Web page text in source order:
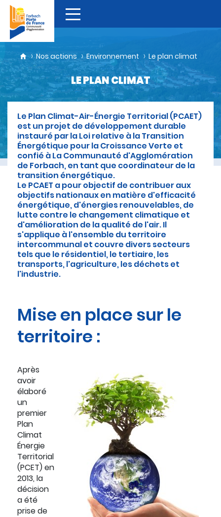
Nos actions Environnement Le plan climat
LE PLAN CLIMAT
Le Plan Climat-Air-Énergie Territorial (PCAET)
est un projet de développement durable
instauré par la Loi relative à la Transition
Énergétique pour la Croissance Verte et
confié à La Communauté d'Agglomération
de Forbach, en tant que coordinateur de la
transition énergétique.
Le PCAET a pour objectif de contribuer aux
objectifs nationaux en matière d'efficacité
énergétique, d'énergies renouvelables, de
lutte contre le changement climatique et
d'amélioration de la qualité de l'air. Il
s'applique à l'ensemble du territoire
intercommunal et couvre divers secteurs
tels que le résidentiel, le tertiaire, les
transports, l'agriculture, les déchets et
l'industrie.
Mise en place sur le
territoire :
Après
avoir
élaboré
un
premier
Plan
Climat
Énergie
Territorial
(PCET) en
2013, la
décision
a été
prise de